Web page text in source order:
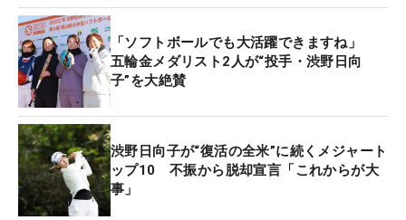
先週のダブルス大会「ダウ選手権」を終えて一時帰
国中。あすには海外メジャー「アムンディ・エビア
ン選手権」に向けて渡仏する。「会場で応援できて
雰囲気を楽しめるのはすごくうれしいこと。別の競
技をしている自分にとっては大切なことだなと感じ
る。リフレッシュとともにパワーもいただいている
ので、メジャーに向けて頑張りたいですね」と話
し、“観戦席”へと戻っていった。
「ソフトボールでも大活躍できますね」
五輪金メダリスト2人が“投手・渋野日向
子”を大絶賛
渋野日向子が“復活の全米”に続くメジャート
ップ10 不振から脱却宣言「これからが大
事」